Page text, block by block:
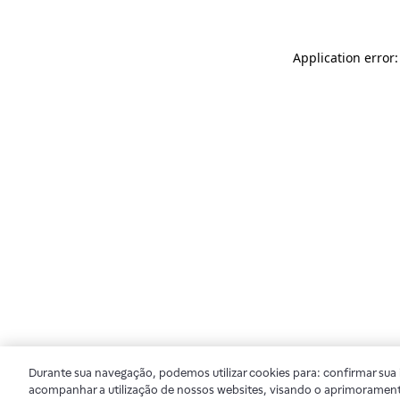
Application
Durante sua navegação, podemos utilizar cookies para: confirmar
acompanhar a utilização de nossos websites, visando o